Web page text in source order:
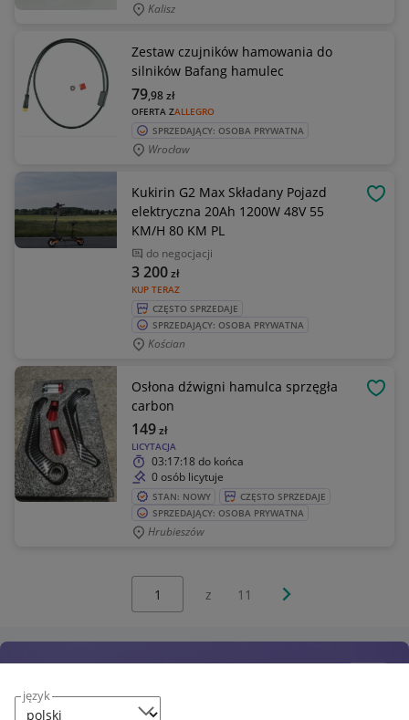
język
Kalisz
Zestaw czujników hamowania do
silników Bafang hamulec
OFERTA ZALLEGRO
79,98zł
SPRZEDAJĄCY: OSOBA PRYWATNA
Wrocław
Kukirin G2 Max Składany Pojazd
elektryczna 20Ah 1200W 48V 55
KM/H 80 KM PL
do negocjacji
KUP TERAZ
3 200zł
CZĘSTO SPRZEDAJE
SPRZEDAJĄCY: OSOBA PRYWATNA
Kościan
Osłona dźwigni hamulca sprzęgła
carbon
LICYTACJA
149zł
03:17:18 do końca
0 osób licytuje
STAN: NOWY
CZĘSTO SPRZEDAJE
SPRZEDAJĄCY: OSOBA PRYWATNA
Hrubieszów
z 11 Następna strona